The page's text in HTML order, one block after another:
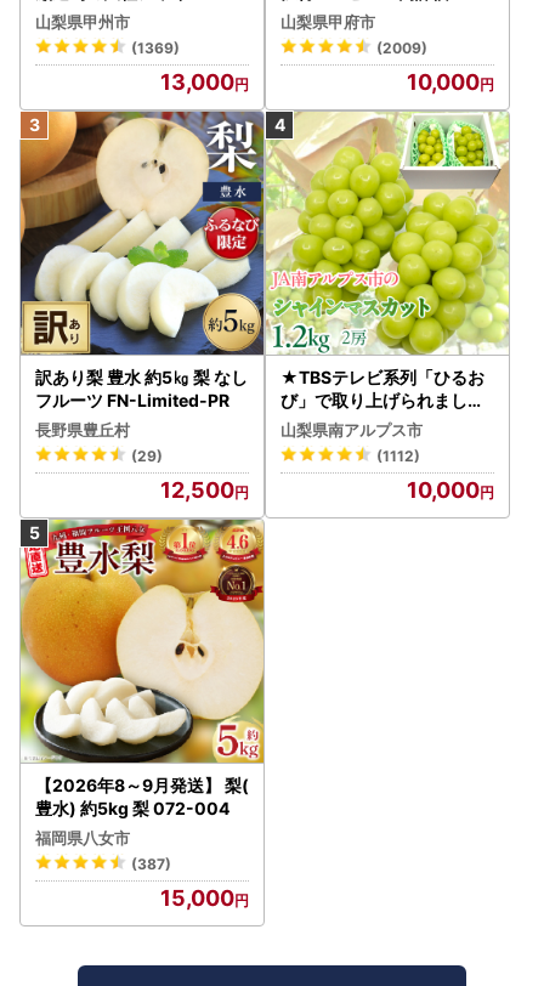
カット 約1.3kg 2～3房【2
026年発送】（MG）B12-
472 FN-Limited-VO シャ
インマスカット フルーツ
山梨県甲州市
(1369)
13,000
〈2026年度配送分〉山梨
県産 シャインマスカット 2
～3房（1.0kg以上）シャイ
ン フルーツ FN-Limited-S
P
山梨県甲府市
(2009)
10,000
訳あり梨 豊水 約5㎏ 梨 なし
フルーツ FN-Limited-PR
長野県豊丘村
(29)
12,500
★TBSテレビ系列「ひるお
び」で取り上げられました
！★＜2026年発送先行予
約＞絶品！南アルプス市産
シャインマスカット1.2kg A
LPAA003 | 人気 山梨産 高
評価 ランキング おすすめ |
山梨県南アルプス市
(1112)
10,000
【2026年8～9月発送】 梨(
豊水) 約5kg 梨 072-004
福岡県八女市
(387)
15,000